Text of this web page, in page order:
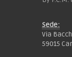
Sede:
Via
59015